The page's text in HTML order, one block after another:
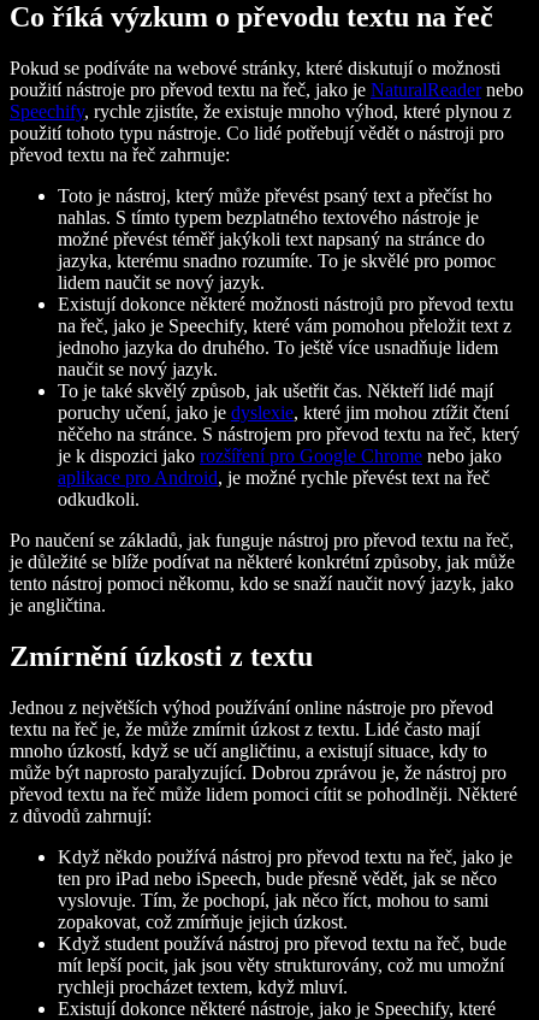
Co říká výzkum o převodu textu na řeč
Pokud se podíváte na webové stránky, které diskutují o možnosti
použití nástroje pro převod textu na řeč, jako je NaturalReadernebo
Speechify, rychle zjistíte, že existuje mnoho výhod, které plynou z
použití tohoto typu nástroje. Co lidé potřebují vědět o nástroji pro
převod textu na řeč zahrnuje:
Toto je nástroj, který může převést psaný text a přečíst ho
nahlas. S tímto typem bezplatného textového nástroje je
možné převést téměř jakýkoli text napsaný na stránce do
jazyka, kterému snadno rozumíte. To je skvělé pro pomoc
lidem naučit se nový jazyk.
Existují dokonce některé možnosti nástrojů pro převod textu
na řeč, jako je Speechify, které vám pomohou přeložit text z
jednoho jazyka do druhého. To ještě více usnadňuje lidem
naučit se nový jazyk.
To je také skvělý způsob, jak ušetřit čas. Někteří lidé mají
poruchy učení, jako je dyslexie, které jim mohou ztížit čtení
něčeho na stránce. S nástrojem pro převod textu na řeč, který
je k dispozici jako rozšíření pro Google Chrome nebo jako
aplikace pro Android, je možné rychle převést text na řeč
odkudkoli.
Po naučení se základů, jak funguje nástroj pro převod textu na řeč,
je důležité se blíže podívat na některé konkrétní způsoby, jak může
tento nástroj pomoci někomu, kdo se snaží naučit nový jazyk, jako
je angličtina.
Zmírnění úzkosti z textu
Jednou z největších výhod používání online nástroje pro převod
textu na řeč je, že může zmírnit úzkost z textu. Lidé často mají
mnoho úzkostí, když se učí angličtinu, a existují situace, kdy to
může být naprosto paralyzující. Dobrou zprávou je, že nástroj pro
převod textu na řeč může lidem pomoci cítit se pohodlněji. Některé
z důvodů zahrnují:
Když někdo používá nástroj pro převod textu na řeč, jako je
ten pro iPad nebo iSpeech, bude přesně vědět, jak se něco
vyslovuje. Tím, že pochopí, jak něco říct, mohou to sami
zopakovat, což zmírňuje jejich úzkost.
Když student používá nástroj pro převod textu na řeč, bude
mít lepší pocit, jak jsou věty strukturovány, což mu umožní
rychleji procházet textem, když mluví.
Existují dokonce některé nástroje, jako je Speechify, které